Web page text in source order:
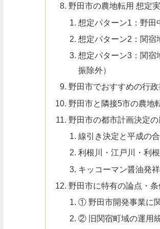
野田市の農地転用 想定
想定パターン1：野田
想定パターン2：関宿
想定パターン3：関
振除外）
野田市でおすすめの行
野田市と隣接5市の農地
野田市の都市計画決定
線引き決定と平成の
利根川・江戸川・利根
キッコーマン醤油発
野田市に特有の論点・
① 野田市開発事業に
② 旧関宿町域の運用